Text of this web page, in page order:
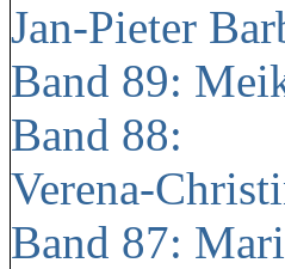
Jan-Pieter
Band 89:
Band 88:
Verena-
Band 87: